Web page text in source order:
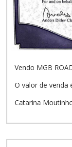
Vendo MGB
O valor de venda
Catarina